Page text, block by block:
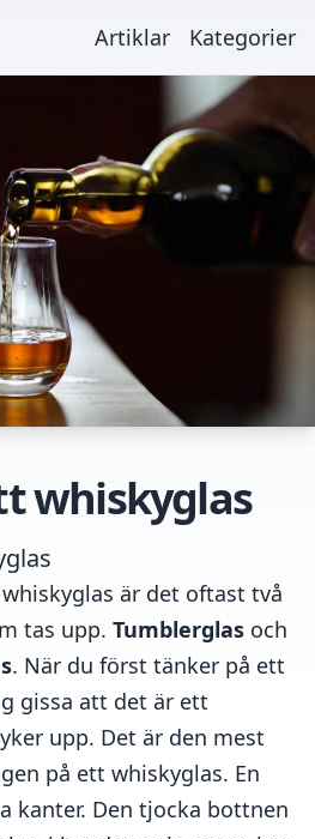
Artiklar Kategorier
whiskyglas
är det oftast två
tas upp. Tumblerglas och
. När du först tänker på ett
gissa att det är ett
upp. Det är den mest
på ett whiskyglas. En
kanter. Den tjocka bottnen